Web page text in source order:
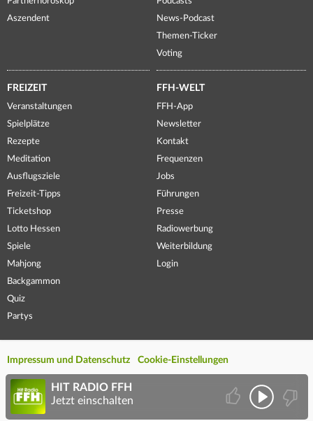
Aszendent
News-Podcast
Themen-Ticker
Voting
FREIZEIT
Veranstaltungen
Spielplätze
Rezepte
Meditation
Ausflugsziele
Freizeit-Tipps
Ticketshop
Lotto Hessen
Spiele
Mahjong
Backgammon
Quiz
Partys
FFH-WELT
FFH-App
Newsletter
Kontakt
Frequenzen
Jobs
Führungen
Presse
Radiowerbung
Weiterbildung
Login
Impressum und Datenschutz Cookie-Einstellungen
HIT RADIO FFH
Jetzt einschalten